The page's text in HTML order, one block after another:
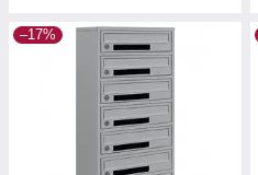
–17%